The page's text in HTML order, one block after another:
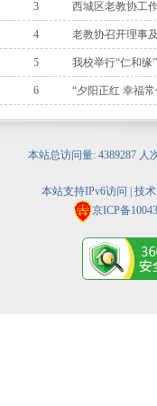
3 西城区老教协工
4 老教协召开理事
5 我校举行“仁和缘
6 “夕阳正红 幸福
本站总访问量: 4389287人
本站支持IPv6访问 | 技术
京ICP备